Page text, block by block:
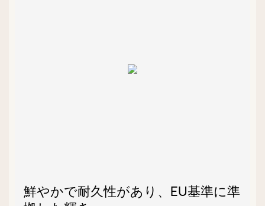
鮮やかで耐久性があり、EU基準に準